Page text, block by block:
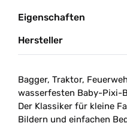
Eigenschaften
Hersteller
Bagger, Traktor,
wasserfesten Baby-Pixi-
Der Klassiker für kleine
Bildern und einfachen